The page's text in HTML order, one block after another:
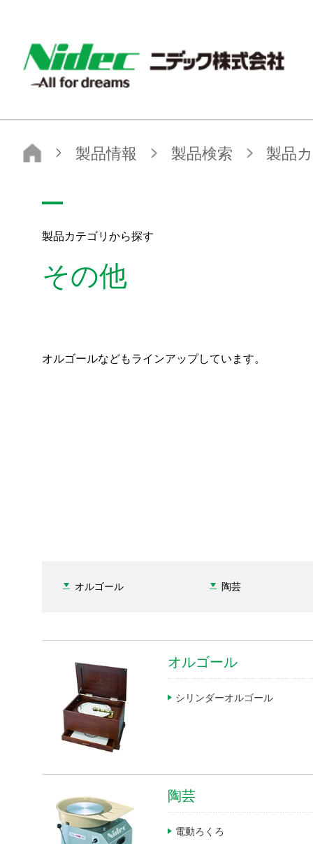
NIDEC - All for dreams - ニデック株式会社
ニデック株式会社
製品情報 製品検索 製品カテゴリから探す その他
製品カテゴリから探す
その他
オルゴールなどもラインアップしています。
オルゴール 陶芸
オルゴール
シリンダーオルゴール
陶芸
電動ろくろ
製品カテゴリから探す
中・大型モータ
小型・精密モータ
金型・成形・切削・加工部品
機器装置・工作機械
検査・計測機器